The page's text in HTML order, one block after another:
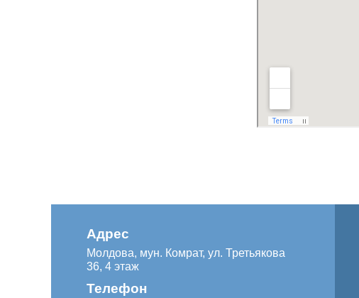
Адрес
Молдова, мун. Комрат, ул. Третьякова
36, 4 этаж
Телефон